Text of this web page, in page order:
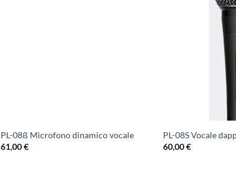
PL-08ß Microfono dinamico vocale
61,00€
PL-08S Vocale
60,00€